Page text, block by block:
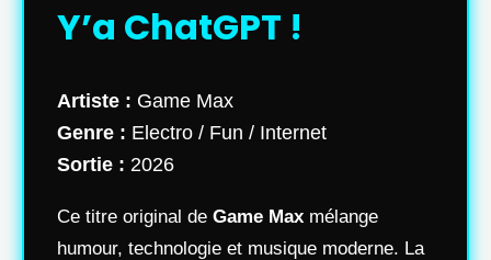
Y’a ChatGPT !
Artiste : Game Max
Genre : Electro / Fun / Internet
Sortie : 2026
Ce titre original de Game Max mélange
humour, technologie et musique moderne. La